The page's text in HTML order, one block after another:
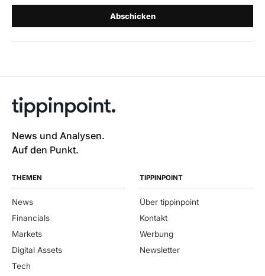
Abschicken
News und Analysen.
Auf den Punkt.
THEMEN
News
Financials
Markets
Digital Assets
Tech
TIPPINPOINT
Über tippinpoint
Kontakt
Werbung
Newsletter